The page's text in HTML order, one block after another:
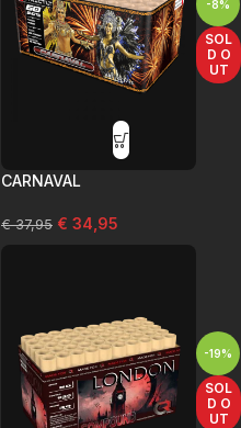
-8%
SOL
D O
UT
CARNAVAL
€37,95 € 34,95
-19%
SOL
D O
UT